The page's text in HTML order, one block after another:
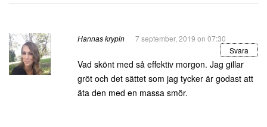
Hannas krypin
7 september, 2019 on 07:30
Svara
Vad skönt med så effektiv morgon. Jag gillar
gröt och det sättet som jag tycker är godast att
äta den med en massa smör.